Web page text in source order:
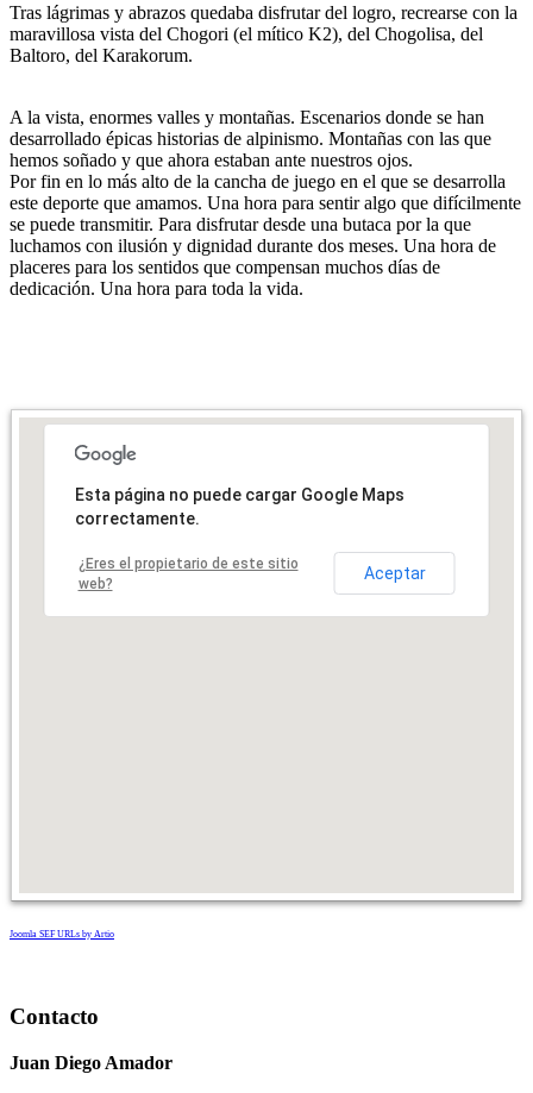
Tras lágrimas y abrazos quedaba disfrutar del logro, recrearse con la
maravillosa vista del Chogori (el mítico K2), del Chogolisa, del
Baltoro, del Karakorum.
A la vista, enormes valles y montañas. Escenarios donde se han
desarrollado épicas historias de alpinismo. Montañas con las que
hemos soñado y que ahora estaban ante nuestros ojos.
Por fin en lo más alto de la cancha de juego en el que se desarrolla
este deporte que amamos. Una hora para sentir algo que difícilmente
se puede transmitir. Para disfrutar desde una butaca por la que
luchamos con ilusión y dignidad durante dos meses. Una hora de
placeres para los sentidos que compensan muchos días de
dedicación. Una hora para toda la vida.
Esta página no puede cargar Google Maps
correctamente.
¿Eres el propietario de este sitio
web?
Aceptar
Joomla SEF URLs by Artio
Contacto
Juan Diego Amador